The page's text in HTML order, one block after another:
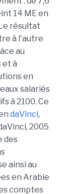
14 ME en
résultat
à l'autre
au
et à
en
salariés
à 2100. Ce
daVinci,
2005
des
ainsi au
en Arabie
comptes